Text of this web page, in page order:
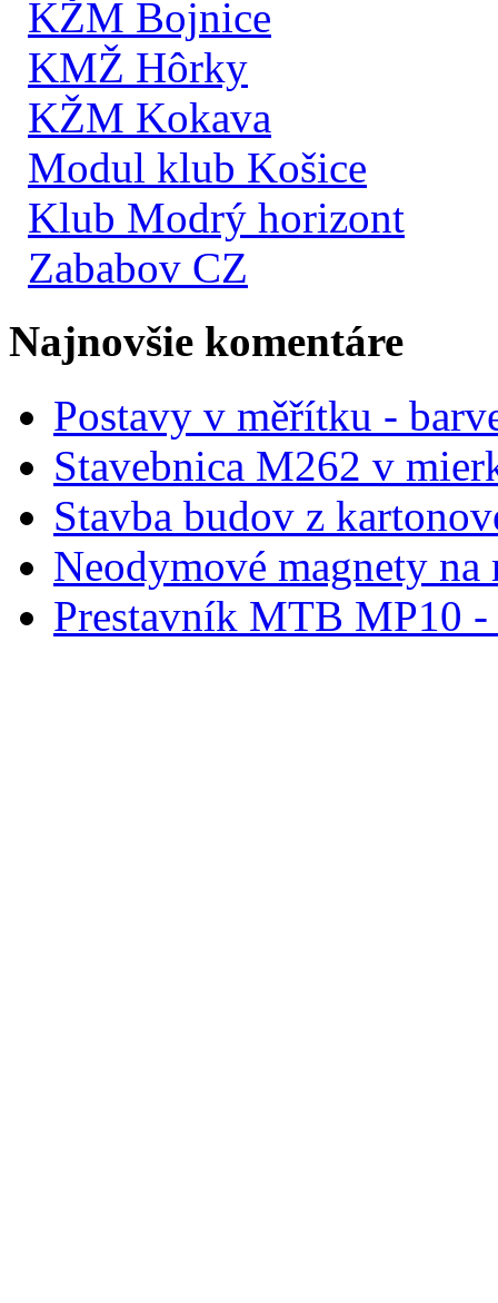
KŽM Bojnice
KMŽ Hôrky
KŽM Kokava
Modul klub Košice
Klub Modrý horizont
Zababov CZ
Najnovšie komentáre
Postavy v měřítku -
Stavebnica M262 v
Stavba budov z
Neodymové magnety na
Prestavník MTB MP10